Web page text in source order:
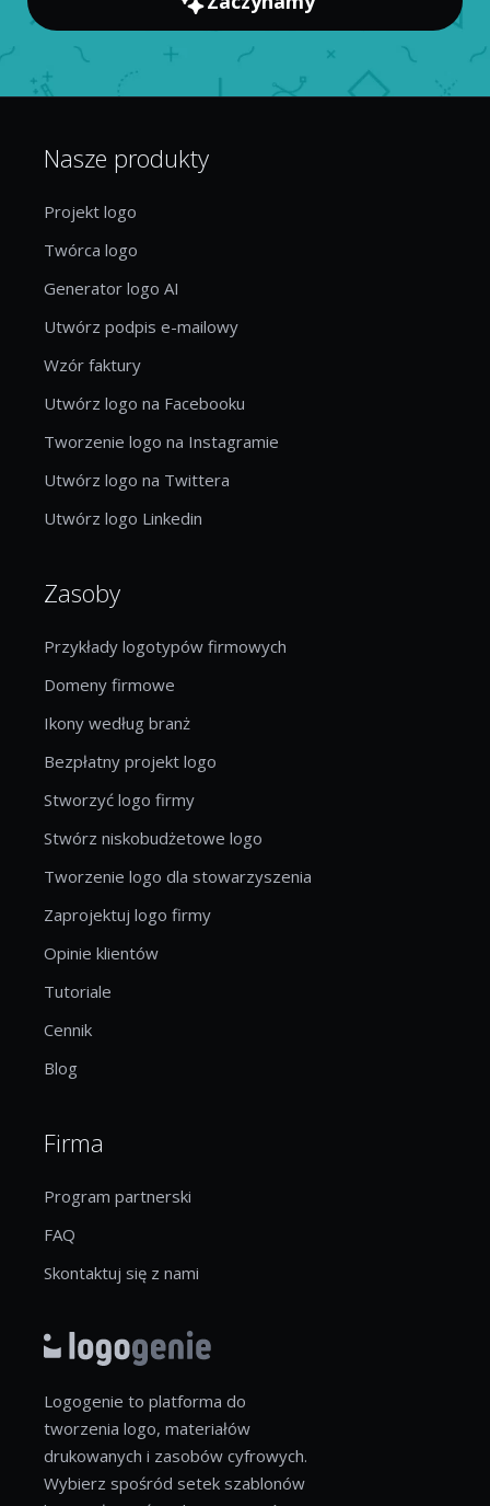
Nasze produkty
Projekt logo
Twórca logo
Generator logo AI
Utwórz podpis e-mailowy
Wzór faktury
Utwórz logo na Facebooku
Tworzenie logo na Instagramie
Utwórz logo na Twittera
Utwórz logo Linkedin
Zasoby
Przykłady logotypów firmowych
Domeny firmowe
Ikony według branż
Bezpłatny projekt logo
Stworzyć logo firmy
Stwórz niskobudżetowe logo
Tworzenie logo dla stowarzyszenia
Zaprojektuj logo firmy
Opinie klientów
Tutoriale
Cennik
Blog
Firma
Program partnerski
FAQ
Skontaktuj się z nami
Logogenie to platforma do
tworzenia logo, materiałów
drukowanych i zasobów cyfrowych.
Wybierz spośród setek szablonów